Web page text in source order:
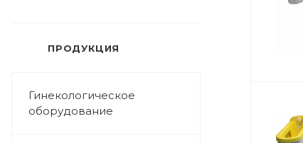
ПРОДУКЦИЯ
Гинекологическое
оборудование